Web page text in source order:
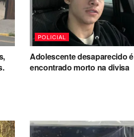
POLICIAL
Adolescente desaparecido é
encontrado morto na divisa